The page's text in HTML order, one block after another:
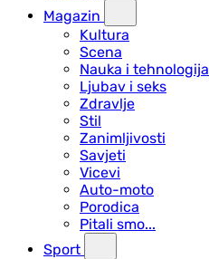
Magazin
Kultura
Scena
Nauka i tehnologija
Ljubav i seks
Zdravlje
Stil
Zanimljivosti
Savjeti
Vicevi
Auto-moto
Porodica
Pitali smo...
Sport